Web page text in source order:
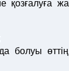
болуы